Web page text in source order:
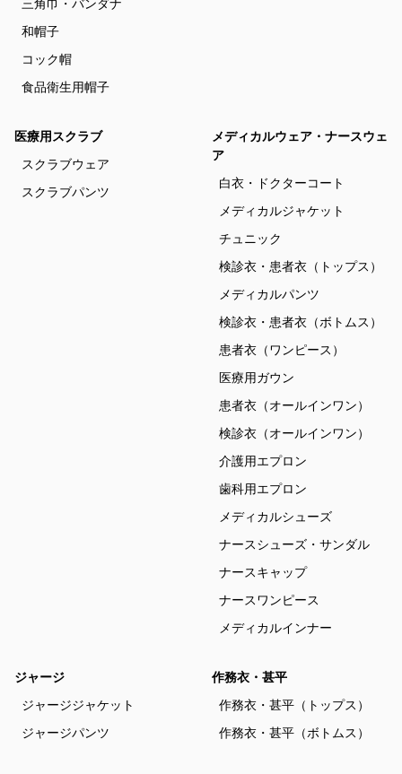
三角巾・バンダナ
和帽子
コック帽
食品衛生用帽子
医療用スクラブ
スクラブウェア
スクラブパンツ
メディカルウェア・ナースウェ
ア
白衣・ドクターコート
メディカルジャケット
チュニック
検診衣・患者衣（トップス）
メディカルパンツ
検診衣・患者衣（ボトムス）
患者衣（ワンピース）
医療用ガウン
患者衣（オールインワン）
検診衣（オールインワン）
介護用エプロン
歯科用エプロン
メディカルシューズ
ナースシューズ・サンダル
ナースキャップ
ナースワンピース
メディカルインナー
ジャージ
ジャージジャケット
ジャージパンツ
作務衣・甚平
作務衣・甚平（トップス）
作務衣・甚平（ボトムス）